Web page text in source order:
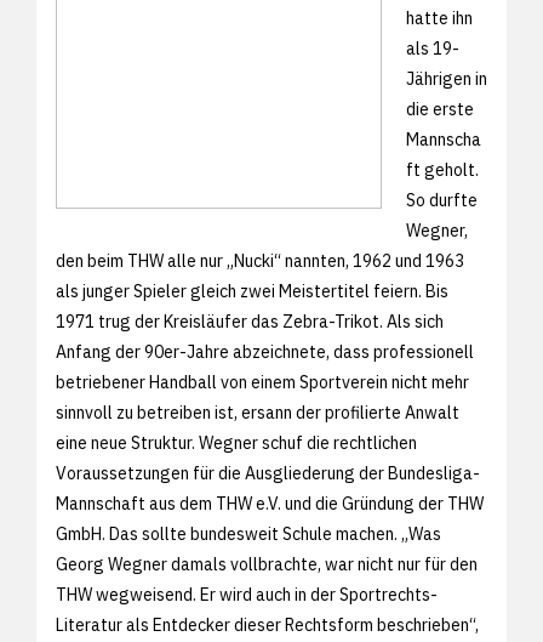
hatte ihn
als 19-
Jährigen in
die erste
Mannscha
ft geholt.
So durfte
Wegner,
den beim THW alle nur „Nucki“ nannten, 1962 und 1963
als junger Spieler gleich zwei Meistertitel feiern. Bis
1971 trug der Kreisläufer das Zebra-Trikot. Als sich
Anfang der 90er-Jahre abzeichnete, dass professionell
betriebener Handball von einem Sportverein nicht mehr
sinnvoll zu betreiben ist, ersann der profilierte Anwalt
eine neue Struktur. Wegner schuf die rechtlichen
Voraussetzungen für die Ausgliederung der Bundesliga-
Mannschaft aus dem THW e.V. und die Gründung der THW
GmbH. Das sollte bundesweit Schule machen. „Was
Georg Wegner damals vollbrachte, war nicht nur für den
THW wegweisend. Er wird auch in der Sportrechts-
Literatur als Entdecker dieser Rechtsform beschrieben“,